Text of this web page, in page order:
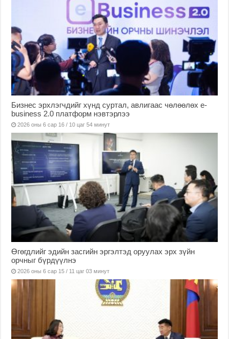
Бизнес эрхлэгчдийг хүнд суртал, авлигаас чөлөөлөх е-
business 2.0 платформ нэвтэрлээ
2026 оны 6 сар 16 / 10 цаг 54 минут
Өгөгдлийг эдийн засгийн эргэлтэд оруулах эрх зүйн
орчныг бүрдүүлнэ
2026 оны 6 сар 15 / 11 цаг 03 минут